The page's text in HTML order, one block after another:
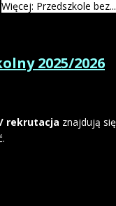
Więcej: Przedszkole bez...
2025/2026
rekrutacja znajdują się